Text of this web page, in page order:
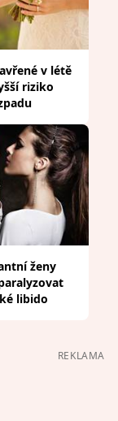
v létě
riziko
ženy
libido
REKLAMA